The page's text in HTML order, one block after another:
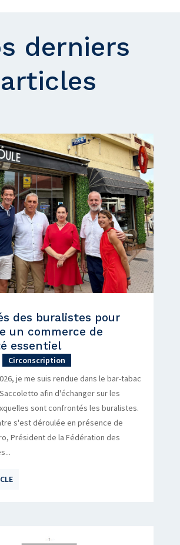
derniers
articles
des buralistes pour
un commerce de
essentiel
Circonscription
je me suis rendue dans le bar-tabac
afin d'échanger sur les
sont confrontés les buralistes.
s'est déroulée en présence de
Président de la Fédération des